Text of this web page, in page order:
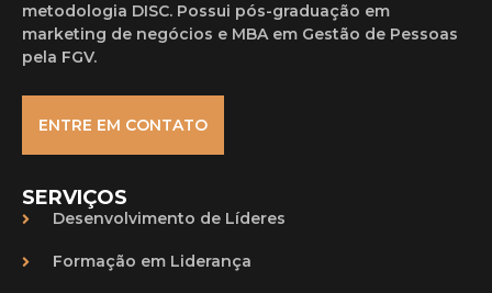
metodologia DISC. Possui pós-graduação em
marketing de negócios e MBA em Gestão de Pessoas
pela FGV.
ENTRE EM CONTATO
SERVIÇOS
Desenvolvimento de Líderes
Formação em Liderança